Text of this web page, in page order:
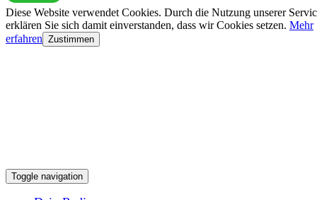
Diese Website verwendet Cookies. Durch die Nutzung unserer
erklären Sie sich damit einverstanden, dass wir Cookies setzen. Mehr
erfahren Zustimmen
Toggle navigation